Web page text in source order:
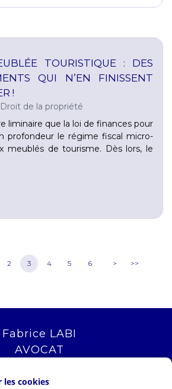
TOURISTIQUE : DES
QUI N’EN FINISSENT
!
Droit de la propriété
liminaire que la loi de finances pour
profondeur le régime fiscal micro-
meublés de tourisme. Dès lors, le
2 3 4 5 6 > >>
Fabrice LABI
AVOCAT
13006 MARSEILLE
cookies